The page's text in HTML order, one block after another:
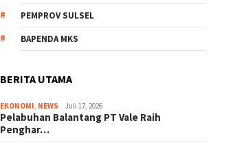
PEMPROV SULSEL
BAPENDA MKS
BERITA UTAMA
EKONOMI, NEWS Juli 17, 2026
Pelabuhan Balantang PT Vale Raih
Penghar…